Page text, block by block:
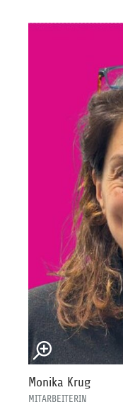
Monika Krug
MITARBEITERIN